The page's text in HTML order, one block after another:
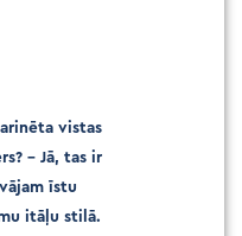
vistas
– Jā, tas ir
īstu
itāļu stilā.